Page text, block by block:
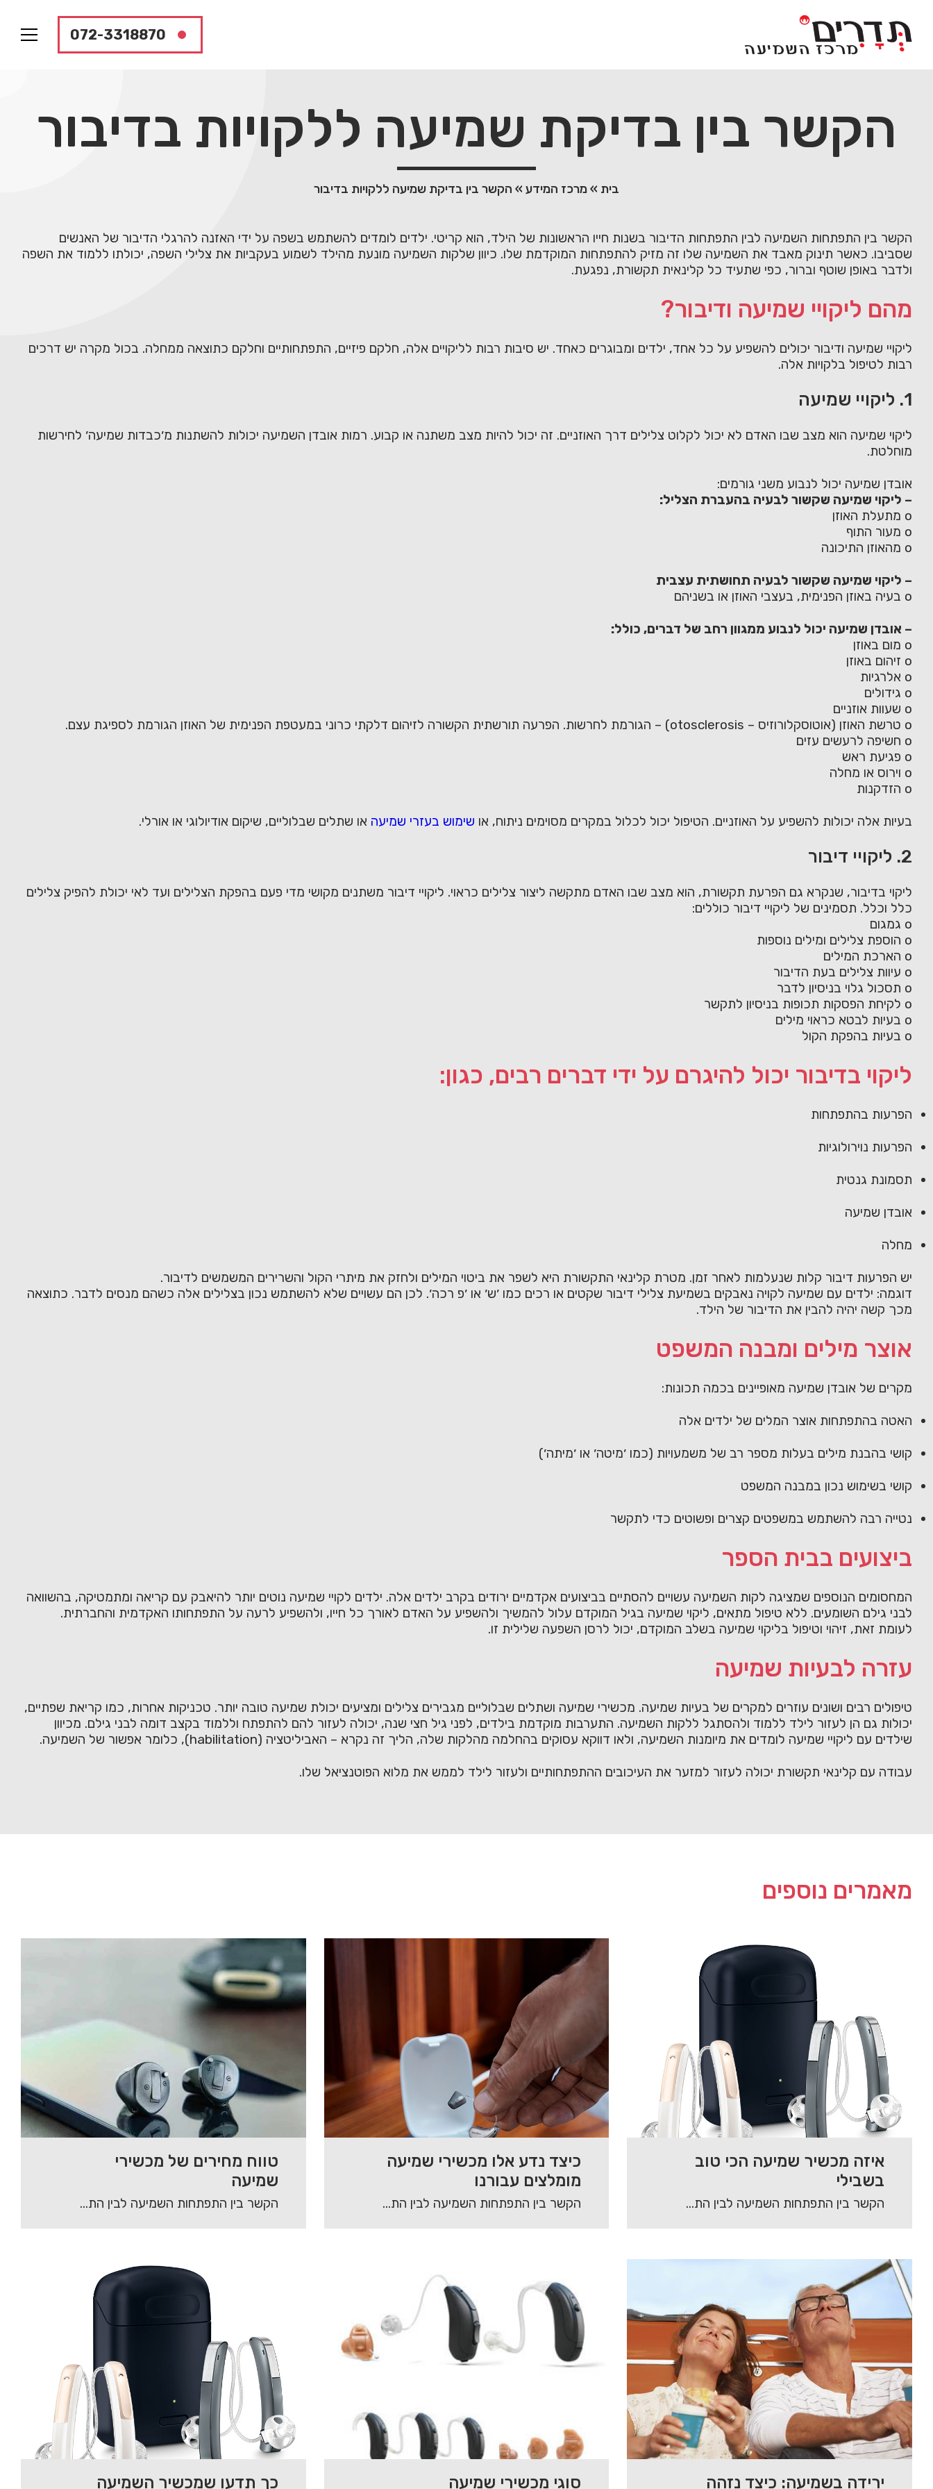
content
072-3318870
הקשר בין בדיקת שמיעה ללקויות בדיבור
בית »מרכז המידע » הקשר בין בדיקת שמיעה ללקויות בדיבור
הקשר בין התפתחות השמיעה לבין התפתחות הדיבור בשנות חייו הראשונות של הילד, הוא קריטי. ילדים לומדים להשתמש בשפה על ידי האזנה להרגלי הדיבור של האנשים
שסביבו. כאשר תינוק מאבד את השמיעה שלו זה מזיק להתפתחות המוקדמת שלו. כיוון שלקות השמיעה מונעת מהילד לשמוע בעקביות את צלילי השפה, יכולתו ללמוד את השפה
ולדבר באופן שוטף וברור, כפי שתעיד כל קלינאית תקשורת, נפגעת.
מהם ליקויי שמיעה ודיבור?
ליקויי שמיעה ודיבור יכולים להשפיע על כל אחד, ילדים ומבוגרים כאחד. יש סיבות רבות לליקויים אלה, חלקם פיזיים, התפתחותיים וחלקם כתוצאה ממחלה. בכול מקרה יש דרכים
רבות לטיפול בלקויות אלה.
1. ליקויי שמיעה
ליקוי שמיעה הוא מצב שבו האדם לא יכול לקלוט צלילים דרך האוזניים. זה יכול להיות מצב משתנה או קבוע. רמות אובדן השמיעה יכולות להשתנות מ׳כבדות שמיעה׳ לחירשות
מוחלטת.
אובדן שמיעה יכול לנבוע משני גורמים:
– ליקוי שמיעה שקשור לבעיה בהעברת הצליל:
o מתעלת האוזן
o מעור התוף
o מהאוזן התיכונה
– ליקוי שמיעה שקשור לבעיה תחושתית עצבית
o בעיה באוזן הפנימית, בעצבי האוזן או בשניהם
– אובדן שמיעה יכול לנבוע ממגוון רחב של דברים, כולל:
o מום באוזן
o זיהום באוזן
o אלרגיות
o גידולים
o שעוות אוזניים
o טרשת האוזן (אוטוסקלורוזיס – otosclerosis) – הגורמת לחרשות. הפרעה תורשתית הקשורה לזיהום דלקתי כרוני במעטפת הפנימית של האוזן הגורמת לספיגת עצם.
o חשיפה לרעשים עזים
o פגיעת ראש
o וירוס או מחלה
o הזדקנות
בעיות אלה יכולות להשפיע על האוזניים. הטיפול יכול לכלול במקרים מסוימים ניתוח, או שימוש בעזרי שמיעה או שתלים שבלוליים, שיקום אודיולוגי או אורלי.
2. ליקויי דיבור
ליקוי בדיבור, שנקרא גם הפרעת תקשורת, הוא מצב שבו האדם מתקשה ליצור צלילים כראוי. ליקויי דיבור משתנים מקושי מדי פעם בהפקת הצלילים ועד לאי יכולת להפיק צלילים
כלל וכלל. תסמינים של ליקויי דיבור כוללים:
o גמגום
o הוספת צלילים ומילים נוספות
o הארכת המילים
o עיוות צלילים בעת הדיבור
o תסכול גלוי בניסיון לדבר
o לקיחת הפסקות תכופות בניסיון לתקשר
o בעיות לבטא כראוי מילים
o בעיות בהפקת הקול
ליקוי בדיבור יכול להיגרם על ידי דברים רבים, כגון:
הפרעות בהתפתחות
הפרעות נוירולוגיות
תסמונת גנטית
אובדן שמיעה
מחלה
יש הפרעות דיבור קלות שנעלמות לאחר זמן. מטרת קלינאי התקשורת היא לשפר את ביטוי המילים ולחזק את מיתרי הקול והשרירים המשמשים לדיבור.
דוגמה: ילדים עם שמיעה לקויה נאבקים בשמיעת צלילי דיבור שקטים או רכים כמו ׳ש׳ או ׳פ רכה׳. לכן הם עשויים שלא להשתמש נכון בצלילים אלה כשהם מנסים לדבר. כתוצאה
מכך קשה יהיה להבין את הדיבור של הילד.
אוצר מילים ומבנה המשפט
מקרים של אובדן שמיעה מאופיינים בכמה תכונות:
האטה בהתפתחות אוצר המלים של ילדים אלה
קושי בהבנת מילים בעלות מספר רב של משמעויות (כמו ׳מיטה׳ או ׳מיתה׳)
קושי בשימוש נכון במבנה המשפט
נטייה רבה להשתמש במשפטים קצרים ופשוטים כדי לתקשר
ביצועים בבית הספר
המחסומים הנוספים שמציגה לקות השמיעה עשויים להסתיים בביצועים אקדמיים ירודים בקרב ילדים אלה. ילדים לקויי שמיעה נוטים יותר להיאבק עם קריאה ומתמטיקה, בהשוואה
לבני גילם השומעים. ללא טיפול מתאים, ליקוי שמיעה בגיל המוקדם עלול להמשיך ולהשפיע על האדם לאורך כל חייו, ולהשפיע לרעה על התפתחותו האקדמית והחברתית.
לעומת זאת, זיהוי וטיפול בליקוי שמיעה בשלב המוקדם, יכול לרסן השפעה שלילית זו.
עזרה לבעיות שמיעה
טיפולים רבים ושונים עוזרים למקרים של בעיות שמיעה. מכשירי שמיעה ושתלים שבלוליים מגבירים צלילים ומציעים יכולת שמיעה טובה יותר. טכניקות אחרות, כמו קריאת שפתיים,
יכולות גם הן לעזור לילד ללמוד ולהסתגל ללקות השמיעה. התערבות מוקדמת בילדים, לפני גיל חצי שנה, יכולה לעזור להם להתפתח וללמוד בקצב דומה לבני גילם. מכיוון
שילדים עם ליקויי שמיעה לומדים את מיומנות השמיעה, ולאו דווקא עסוקים בהחלמה מהלקות שלה, הליך זה נקרא – האביליטציה (habilitation), כלומר אפשור של השמיעה.
עבודה עם קלינאי תקשורת יכולה לעזור למזער את העיכובים ההתפתחותיים ולעזור לילד לממש את מלוא הפוטנציאל שלו.
מאמרים נוספים
איזה מכשיר שמיעה הכי טוב
בשבילי
הקשר בין התפתחות השמיעה לבין התפתחות הדיבור בשנות חייו הראשונות של הילד, הוא קריטי. ילדים…
כיצד נדע אלו מכשירי שמיעה
מומלצים עבורנו
הקשר בין התפתחות השמיעה לבין התפתחות הדיבור בשנות חייו הראשונות של הילד, הוא קריטי. ילדים…
טווח מחירים של מכשירי
שמיעה
הקשר בין התפתחות השמיעה לבין התפתחות הדיבור בשנות חייו הראשונות של הילד, הוא קריטי. ילדים…
ירידה בשמיעה: כיצד נזהה סוגי מכשירי שמיעה כך תדעו שמכשיר השמיעה